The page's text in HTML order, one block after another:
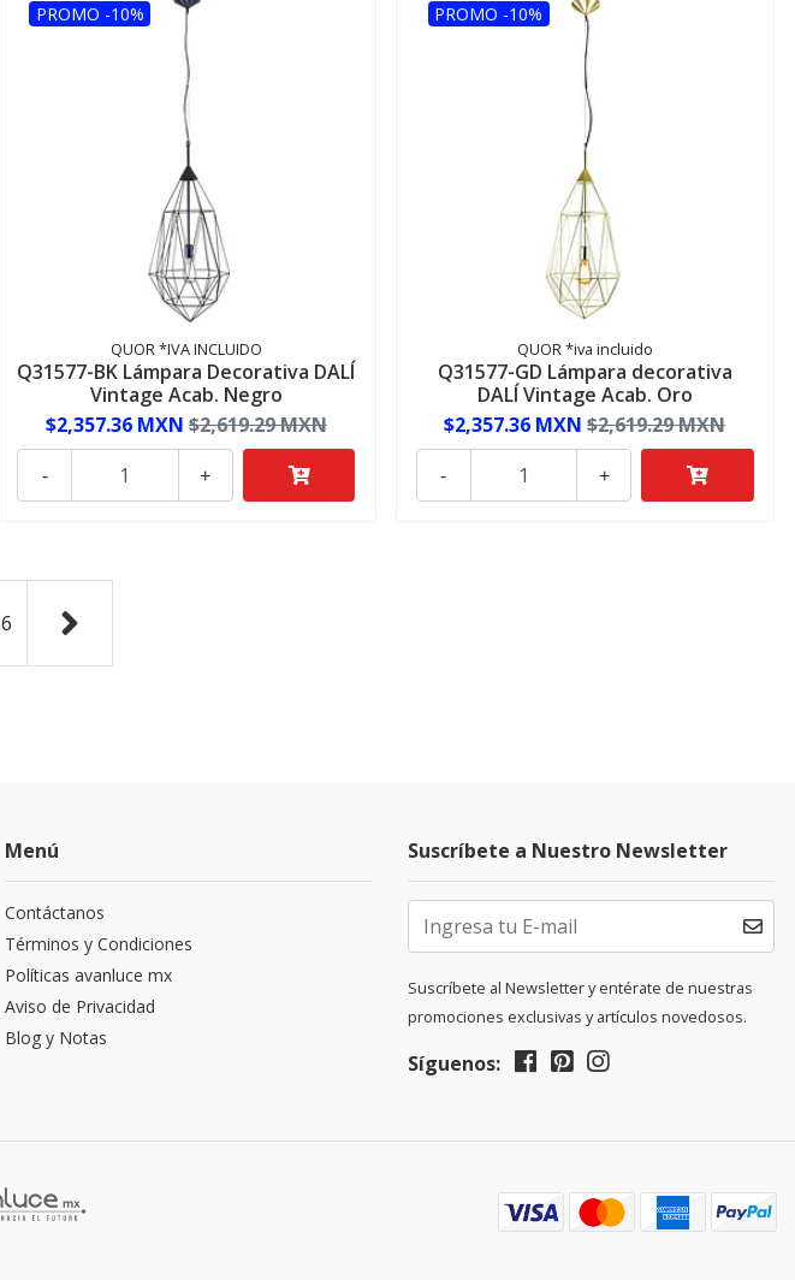
PROMO -10%
QUOR *IVA INCLUIDO
Q31577-BK Lámpara Decorativa DALÍ
Vintage Acab. Negro
$2,357.36 MXN $2,619.29 MXN
+
-
PROMO -10%
QUOR *iva incluido
Q31577-GD Lámpara decorativa
DALÍ Vintage Acab. Oro
$2,357.36 MXN $2,619.29 MXN
+
-
6
Menú
Contáctanos
Términos y Condiciones
Políticas avanluce mx
Aviso de Privacidad
Blog y Notas
Suscríbete a Nuestro Newsletter
Suscríbete al Newsletter y entérate de nuestras
promociones exclusivas y artículos novedosos.
Síguenos: